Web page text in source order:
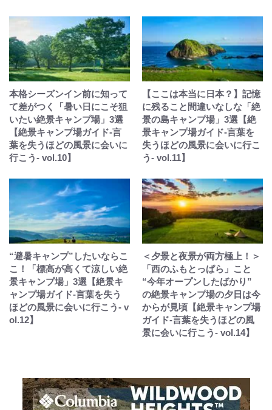
本格シーズンイン前に知って
て差がつく「暑い日にこそ狙
いたい絶景キャンプ場」3選
【絶景キャンプ場ガイド-言
葉を失うほどの風景に会いに
行こう- vol.10】
【ここは本当に日本？】記憶
に残ること間違いなしな「絶
景の島キャンプ場」3選【絶
景キャンプ場ガイド-言葉を
失うほどの風景に会いに行こ
う- vol.11】
“避暑キャンプ”したいならこ
こ！「標高が高くて涼しい絶
景キャンプ場」3選【絶景キ
ャンプ場ガイド-言葉を失う
ほどの風景に会いに行こう- v
ol.12】
＜夕景と夜景が両方極上！＞
「西のふもとっぱら」こと
“今年オープンしたばかり”
の絶景キャンプ場の夕日は今
からが見頃【絶景キャンプ場
ガイド-言葉を失うほどの風
景に会いに行こう- vol.14】